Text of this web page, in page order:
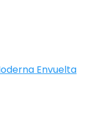
Envuelta